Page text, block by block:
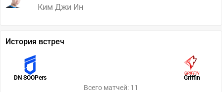
Ким Джи Ин
История встреч
DN SOOPers Griffin
Всего матчей: 11